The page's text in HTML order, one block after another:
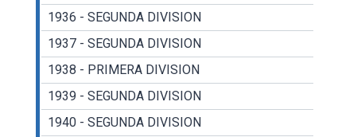
1936 - SEGUNDA DIVISION
1937 - SEGUNDA DIVISION
1938 - PRIMERA DIVISION
1939 - SEGUNDA DIVISION
1940 - SEGUNDA DIVISION